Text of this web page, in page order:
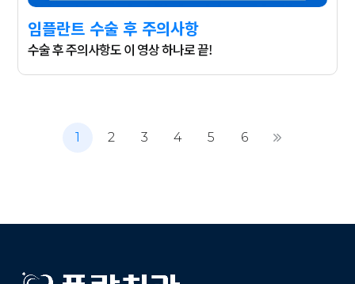
임플란트 수술 후 주의사항
수술 후 주의사항도 이 영상 하나로 끝!
1 2 3 4 5 6